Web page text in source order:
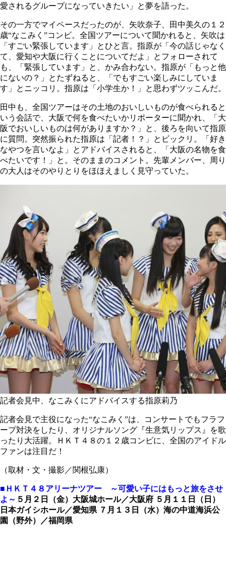
愛されるグループになっていきたい」と夢を語った。
その一方でマイペースだったのが、矢吹奈子、田中美久の１２
歳“なこみく”コンビ。全国ツアーについて聞かれると、矢吹は
「すごい緊張しています」とひと言。指原が「今の話じゃなく
て、愛知や大阪に行くことについてだよ」とフォローされて
も、「緊張しています」と、かみ合わない。指原が「もっと他
にないの？」とたずねると、「でもすごい楽しみにしていま
す」とニッコリ。指原は「小学生か！」と思わずツッこんだ。
田中も、全国ツアーはその土地のおいしいものが食べられると
いう会話で、大阪で何を食べたいかリポーターに聞かれ、「大
阪でおいしいものは何がありますか？」と、後ろを向いて指原
に質問。突然振られた指原は「記者！？」とビックリ。「好き
なやつを言いなよ」とアドバイスされると、「大阪の名物を食
べたいです！」と。そのままのコメント。先輩メンバー、周り
の大人はそのやりとりをほほえましく見守っていた。
記者会見中、なこみくにアドバイスする指原莉乃
記者会見で主役になった“なこみく”は、コンサートでもフラフ
ープ対決をしたり、オリジナルソング『生意気リップス』を歌
ったり大活躍。ＨＫＴ４８の１２歳コンビに、全国のアイドル
ファンは注目だ！
（取材・文・撮影／関根弘康）
■ＨＫＴ４８アリーナツアー ～可愛い子にはもっと旅をさせ
よ～ ５月２日（金）大阪城ホール／大阪府 ５月１１日（日）
日本ガイシホール／愛知県 ７月１３日（水）海の中道海浜公
園（野外）／福岡県